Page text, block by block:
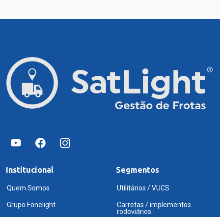
Institucional
Quem Somos
Grupo Fonelight
Segmentos
Utilitários / VUCS
Carretas / implementos
rodoviários